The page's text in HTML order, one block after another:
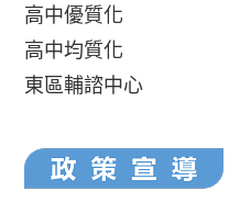
高中優質化
高中均質化
東區輔諮中心